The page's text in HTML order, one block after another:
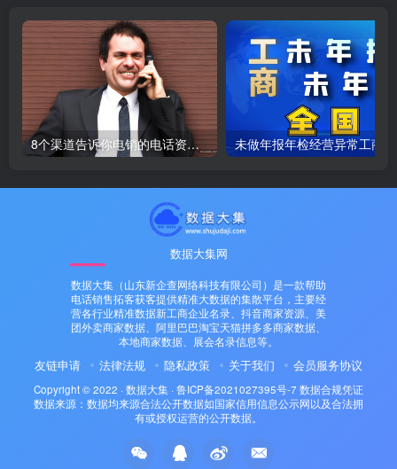
8个渠道告诉你电销的电话资源怎么来的
数据大集网
数据大集（山东新企查网络科技有限公司）是一款帮助
电话销售拓客获客提供精准大数据的集散平台，主要经
营各行业精准数据新工商企业名录、抖音商家资源、美
团外卖商家数据、阿里巴巴淘宝天猫拼多多商家数据、
本地商家数据、展会名录信息等。
友链申请 法律法规 隐私政策 关于我们 会员服务协议
Copyright © 2022 · 数据大集 · 鲁ICP备2021027395号-7 数据合规凭证
数据来源：数据均来源合法公开数据如国家信用信息公示网以及合法拥
有或授权运营的公开数据。